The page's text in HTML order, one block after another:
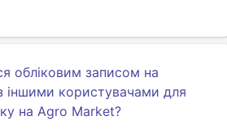
обліковим записом на
іншими користувачами для
на Agro Market?